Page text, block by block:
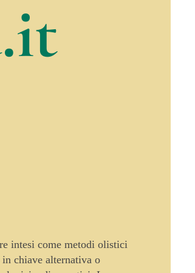
intesi come metodi olistici
chiave alternativa o